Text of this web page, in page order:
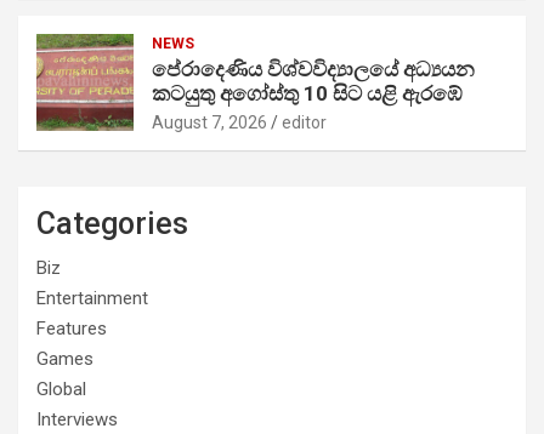
NEWS
පේරාදෙණිය විශ්වවිද්‍යාලයේ අධ්‍යයන
කටයුතු අගෝස්තු 10 සිට යළි ඇරඹේ
August 7, 2026 editor
Categories
Biz
Entertainment
Features
Games
Global
Interviews